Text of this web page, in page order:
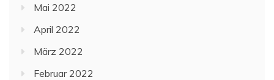
Mai 2022
April 2022
März 2022
Februar 2022